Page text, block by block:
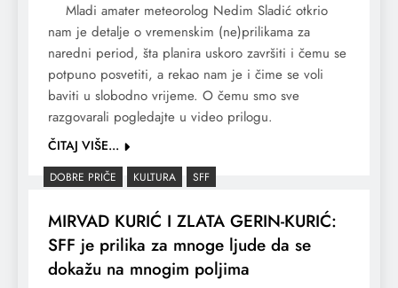
Mladi amater meteorolog Nedim Sladić otkrio
nam je detalje o vremenskim (ne)prilikama za
naredni period, šta planira uskoro završiti i čemu se
potpuno posvetiti, a rekao nam je i čime se voli
baviti u slobodno vrijeme. O čemu smo sve
razgovarali pogledajte u video prilogu.
ČITAJ VIŠE...
DOBRE PRIČE KULTURA SFF
MIRVAD KURIĆ I ZLATA GERIN-KURIĆ:
SFF je prilika za mnoge ljude da se
dokažu na mnogim poljima